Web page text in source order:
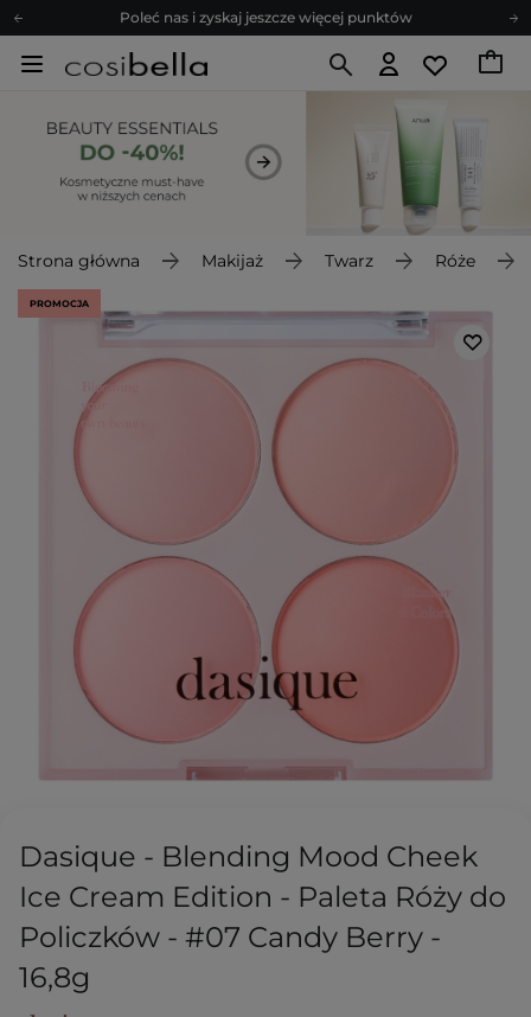
Poleć nas i zyskaj jeszcze więcej punktów
Zapisz się na newsletter pełen porad
Z nami to możliwe! Realizacja zamówienia do 24h.
Poleć nas i zyskaj jeszcze więcej punktów
Zapisz się na newsletter pełen porad
Strona główna Makijaż Twarz Róże
PROMOCJA
Dasique - Blending Mood Cheek
Ice Cream Edition - Paleta Róży do
Policzków - #07 Candy Berry -
16,8g